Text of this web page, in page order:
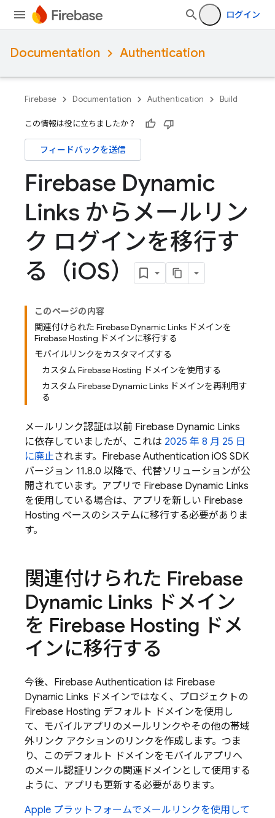
ログイン
Documentation Authentication
Firebase Documentation Authentication Build
この情報は役に立ちましたか？
フィードバックを送信
Firebase Dynamic
Links からメールリン
ク ログインを移行す
る（iOS）
このページの内容
関連付けられた Firebase Dynamic Links ドメインを
Firebase Hosting ドメインに移行する
モバイルリンクをカスタマイズする
カスタム Firebase Hosting ドメインを使用する
カスタム Firebase Dynamic Links ドメインを再利用す
る
メールリンク認証は以前 Firebase Dynamic Links
に依存していましたが、これは 2025 年 8 月 25 日
に廃止されます。 Firebase Authentication iOS SDK
バージョン 11.8.0 以降で、代替ソリューションが公
開されています。アプリで Firebase Dynamic Links
を使用している場合は、アプリを新しい Firebase
Hosting ベースのシステムに移行する必要がありま
す。
関連付けられた Firebase
Dynamic Links ドメイン
を Firebase Hosting ドメ
インに移行する
今後、 Firebase Authentication は Firebase
Dynamic Links ドメインではなく、プロジェクトの
Firebase Hosting デフォルト ドメインを使用し
て、モバイルアプリのメールリンクやその他の帯域
外リンク アクションのリンクを作成します。つま
り、このデフォルト ドメインをモバイルアプリへ
のメール認証リンクの関連ドメインとして使用する
ように、アプリも更新する必要があります。
Apple プラットフォームでメールリンクを使用して